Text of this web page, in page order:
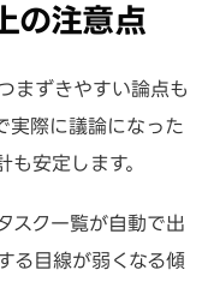
の注意点
まずきやすい論点も
実際に議論になった
安定します。
スク一覧が自動で出
る目線が弱くなる傾